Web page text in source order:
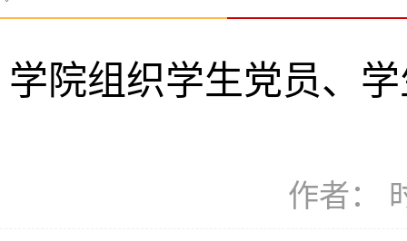
学院组织学生党员、
作者：